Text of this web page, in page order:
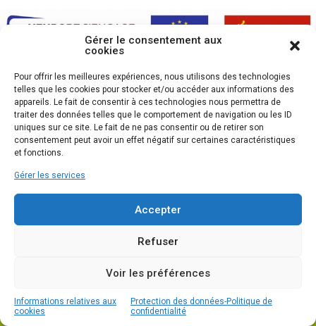
Gérer le consentement aux
cookies
Pour offrir les meilleures expériences, nous utilisons des technologies
telles que les cookies pour stocker et/ou accéder aux informations des
appareils. Le fait de consentir à ces technologies nous permettra de
traiter des données telles que le comportement de navigation ou les ID
uniques sur ce site. Le fait de ne pas consentir ou de retirer son
consentement peut avoir un effet négatif sur certaines caractéristiques
et fonctions.
Gérer les services
Accepter
Refuser
Voir les préférences
Informations relatives aux
cookies
Protection des données-Politique de
confidentialité
Accessibilité-Plan du site-
Protection des données- Création Résonance
Communication